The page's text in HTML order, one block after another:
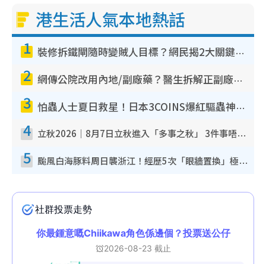
港生活人氣本地熱話
1 裝修拆鐵閘隨時變賊人目標？網民揭2大關鍵用途：裝新式等於白裝？附新舊鐵閘分別
2 網傳公院改用內地/副廠藥？醫生拆解正副廠分別 揭4類人換藥隨時出事
3 怕蟲人士夏日救星！日本3COINS爆紅驅蟲神器$45起 1招「全程免觸碰」輕鬆搞定小強
4 立秋2026｜8月7日立秋進入「多事之秋」 3件事唔做得！專家教6招開運 清枱頭／銀包納氣接好運
5 颱風白海豚料周日襲浙江！經歷5次「眼牆置換」極罕見 成登陸內地最長途颱風